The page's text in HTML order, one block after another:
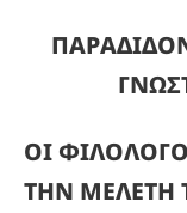
ΟΙ
ΤΗΝ